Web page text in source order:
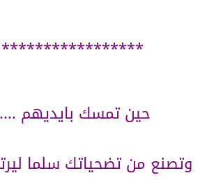
*****************
حين تمسك بايديهم
وتصنع من تضحياتك سلما